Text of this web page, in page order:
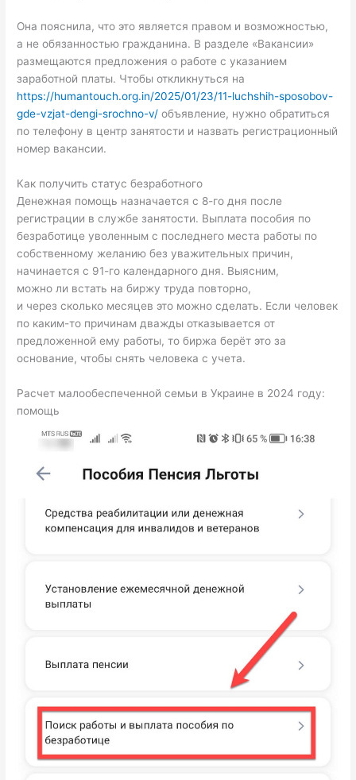
Она пояснила, что это является правом и возможностью,
а не обязанностью гражданина. В разделе «Вакансии»
размещаются предложения о работе с указанием
заработной платы. Чтобы откликнуться на
https://humantouch.org.in/2025/01/23/11-luchshih-sposobov-
gde-vzjat-dengi-srochno-v/ объявление, нужно обратиться
по телефону в центр занятости и назвать регистрационный
номер вакансии.
Как получить статус безработного
Денежная помощь назначается с 8-го дня после
регистрации в службе занятости. Выплата пособия по
безработице уволенным с последнего места работы по
собственному желанию без уважительных причин,
начинается с 91-го календарного дня. Выясним,
можно ли встать на биржу труда повторно,
и через сколько месяцев это можно сделать. Если человек
по каким-то причинам дважды отказывается от
предложенной ему работы, то биржа берёт это за
основание, чтобы снять человека с учета.
Расчет малообеспеченной семьи в Украине в 2024 году:
помощь